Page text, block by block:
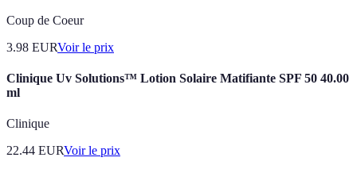
Coup de Coeur
3.98 EURVoir le prix
Clinique Uv Solutions™ Lotion Solaire Matifiante SPF 50 40.00
ml
Clinique
22.44 EURVoir le prix